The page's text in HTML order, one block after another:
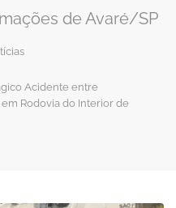
de Avaré/SP
Acidente entre
Rodovia do Interior de